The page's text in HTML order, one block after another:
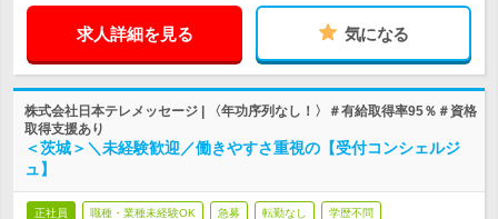
求人詳細を見る 気になる
株式会社日本テレメッセージ | 〈年功序列なし！〉＃有給取得率95％＃資格
取得支援あり
＜茨城＞＼未経験歓迎／働きやすさ重視の【受付コンシェルジ
ュ】
正社員 職種・業種未経験OK 急募 転勤なし 学歴不問